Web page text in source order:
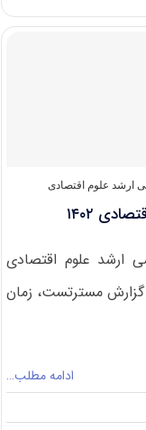
ارشد علوم اقتصادی
۱۴۰۲
ارشد علوم اقتصادی
گزارش مسترتست، زمان
ادامه مطلب…